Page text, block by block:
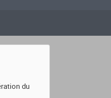
du